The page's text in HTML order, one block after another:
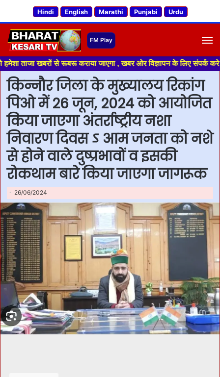
Hindi English Marathi Punjabi Urdu
खबरों से रूबरू कराया जाएगा , खबर ओर विज्ञापन के लिए संपर्क करे +91
किन्नौर जिला के मुख्यालय रिकांग
पिओ में 26 जून, 2024 को आयोजित
किया जाएगा अंतर्राष्ट्रीय नशा
निवारण दिवस ऽ आम जनता को नशे
से होने वाले दुष्प्रभावों व इसकी
रोकथाम बारे किया जाएगा जागरूक
26/06/2024